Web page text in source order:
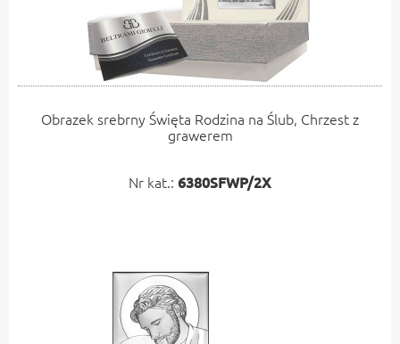
Obrazek srebrny Święta Rodzina na Ślub, Chrzest z
grawerem
Nr kat.: 6380SFWP/2X